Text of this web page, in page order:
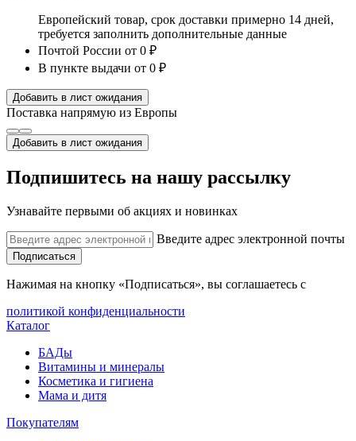
Европейский товар, срок доставки примерно 14 дней,
требуется заполнить дополнительные данные
Почтой России от 0 ₽
В пункте выдачи от 0 ₽
Добавить в лист ожидания
Поставка напрямую из Европы
Добавить в лист ожидания
Подпишитесь на нашу рассылку
Узнавайте первыми об акциях и новинках
Введите адрес электронной почты
Подписаться
Нажимая на кнопку «Подписаться», вы соглашаетесь с
политикой конфиденциальности
Каталог
БАДы
Витамины и минералы
Косметика и гигиена
Мама и дитя
Покупателям